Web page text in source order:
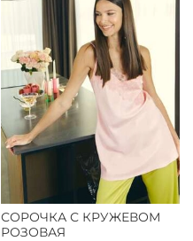
СОРОЧКА С КРУЖЕВОМ
РОЗОВАЯ